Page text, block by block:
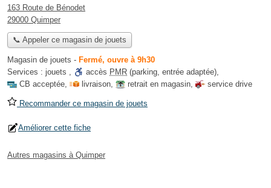
163 Route de Bénodet
29000 Quimper
📞 Appeler ce magasin de jouets
Magasin de jouets - Fermé, ouvre à 9h30
Services : jouets , accès PMR (parking, entrée adaptée),
CB acceptée, livraison, retrait en magasin, service drive
Recommander ce magasin de jouets
Améliorer cette fiche
Autres magasins à Quimper